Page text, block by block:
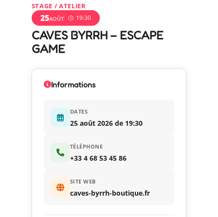
STAGE / ATELIER
25AOÛT 19:30
CAVES BYRRH – ESCAPE
GAME
Informations
DATES
25 août 2026 de 19:30
TÉLÉPHONE
+33 4 68 53 45 86
SITE WEB
caves-byrrh-boutique.fr